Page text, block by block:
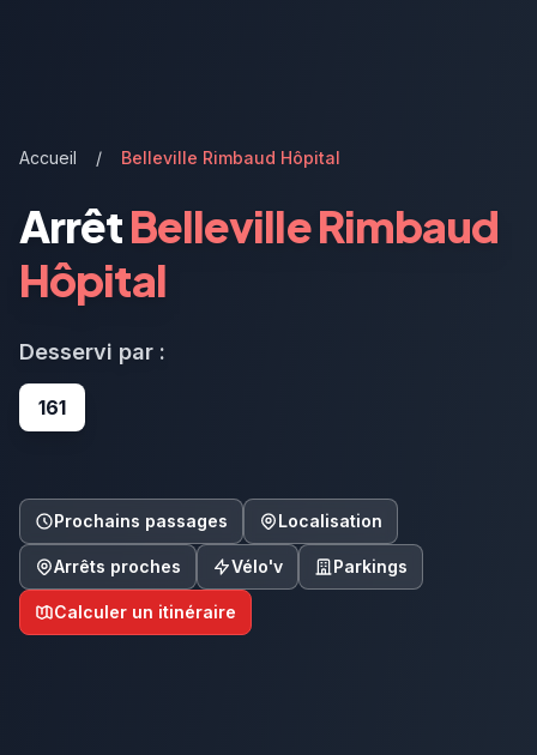
Accueil / Belleville Rimbaud Hôpital
ArrêtBelleville Rimbaud
Hôpital
Desservi par :
161
Prochains passages Localisation
Arrêts proches Vélo'v Parkings
Calculer un itinéraire